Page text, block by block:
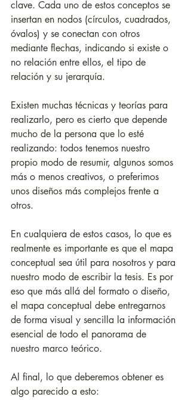
clave. Cada uno de estos conceptos se
insertan en nodos (círculos, cuadrados,
óvalos) y se conectan con otros
mediante flechas, indicando si existe o
no relación entre ellos, el tipo de
relación y su jerarquía.
Existen muchas técnicas y teorías para
realizarlo, pero es cierto que depende
mucho de la persona que lo esté
realizando: todos tenemos nuestro
propio modo de resumir, algunos somos
más o menos creativos, o preferimos
unos diseños más complejos frente a
otros.
En cualquiera de estos casos, lo que es
realmente es importante es que el mapa
conceptual sea útil para nosotros y para
nuestro modo de escribir la tesis. Es por
eso que más allá del formato o diseño,
el mapa conceptual debe entregarnos
de forma visual y sencilla la información
esencial de todo el panorama de
nuestro marco teórico.
Al final, lo que deberemos obtener es
algo parecido a esto: